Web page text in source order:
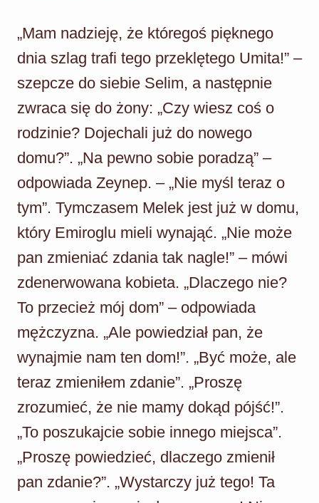
„Mam nadzieję, że któregoś pięknego
dnia szlag trafi tego przeklętego Umita!” –
szepcze do siebie Selim, a następnie
zwraca się do żony: „Czy wiesz coś o
rodzinie? Dojechali już do nowego
domu?”. „Na pewno sobie poradzą” –
odpowiada Zeynep. – „Nie myśl teraz o
tym”. Tymczasem Melek jest już w domu,
który Emiroglu mieli wynająć. „Nie może
pan zmieniać zdania tak nagle!” – mówi
zdenerwowana kobieta. „Dlaczego nie?
To przecież mój dom” – odpowiada
mężczyzna. „Ale powiedział pan, że
wynajmie nam ten dom!”. „Być może, ale
teraz zmieniłem zdanie”. „Proszę
zrozumieć, że nie mamy dokąd pójść!”.
„To poszukajcie sobie innego miejsca”.
„Proszę powiedzieć, dlaczego zmienił
pan zdanie?”. „Wystarczy już tego! Ta